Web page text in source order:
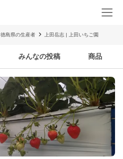
徳島県の生産者 上田岳志 | 上田いちご園
みんなの投稿 商品